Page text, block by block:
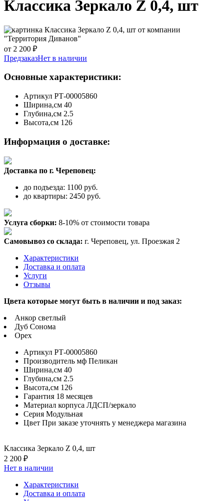
Классика Зеркало Z 0,4, шт
от 2 200 ₽
ПредзаказНет в наличии
Основные характеристики:
Артикул РТ-00005860
Ширина,см 40
Глубина,см 2.5
Высота,см 126
Информация о доставке:
Доставка по г. Череповец:
до подъезда: 1100 руб.
до квартиры: 2450 руб.
Услуга сборки: 8-10% от стоимости товара
Самовывоз со склада: г. Череповец, ул. Проезжая 2
Характеристики
Доставка и оплата
Услуги
Отзывы
Цвета которые могут быть в наличии и под заказ:
Анкор светлый
Дуб Сонома
Орех
Артикул РТ-00005860
Производитель мф Пеликан
Ширина,см 40
Глубина,см 2.5
Высота,см 126
Гарантия 18 месяцев
Материал корпуса ЛДСП/зеркало
Серия Модульная
Цвет При заказе уточнять у менеджера магазина
Классика Зеркало Z 0,4, шт
2 200 ₽
Нет в наличии
Характеристики
Доставка и оплата